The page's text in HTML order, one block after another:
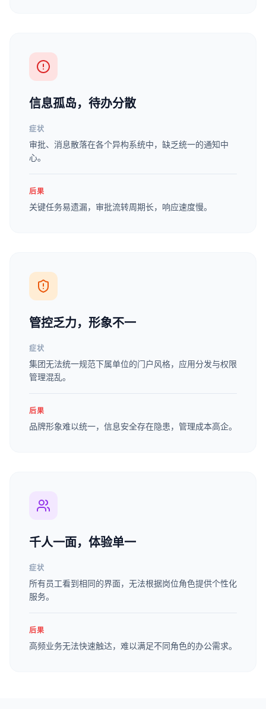
信息孤岛，待办分散
症状
审批、消息散落在各个异构系统中，缺乏统一的通知中
心。
后果
关键任务易遗漏，审批流转周期长，响应速度慢。
管控乏力，形象不一
症状
集团无法统一规范下属单位的门户风格，应用分发与权限
管理混乱。
后果
品牌形象难以统一，信息安全存在隐患，管理成本高企。
千人一面，体验单一
症状
所有员工看到相同的界面，无法根据岗位角色提供个性化
服务。
后果
高频业务无法快速触达，难以满足不同角色的办公需求。